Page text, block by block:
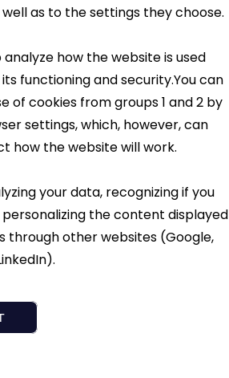
as to the settings they choose.
analyze how the website is used
functioning and security.You can
of cookies from groups 1 and 2 by
settings, which, however, can
how the website will work.
your data, recognizing if you
the content displayed
through other websites (Google,